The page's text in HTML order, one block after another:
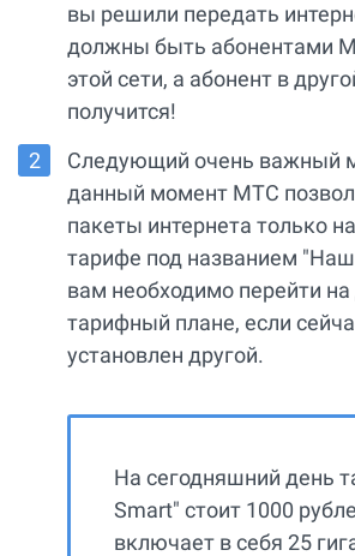
вы решили передать
должны быть абонентами
этой сети, а абонент в
получится!
Следующий очень важный
данный момент МТС
пакеты интернета только
тарифе под названием "Наш
вам необходимо перейти
тарифный плане, если
установлен другой.
На сегодняшний день
Smart" стоит 1000
включает в себя 25